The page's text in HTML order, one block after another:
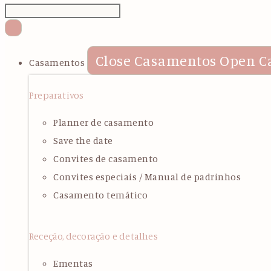
Casamentos Close Casamentos Open
Preparativos
Planner de casamento
Save the date
Convites de casamento
Convites especiais / Manual de padrinhos
Casamento temático
Receção, decoração e detalhes
Ementas